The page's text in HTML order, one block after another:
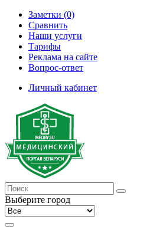
Заметки (0)
Сравнить
Наши услуги
Тарифы
Реклама на сайте
Вопрос-ответ
Личный кабинет
Выберите город